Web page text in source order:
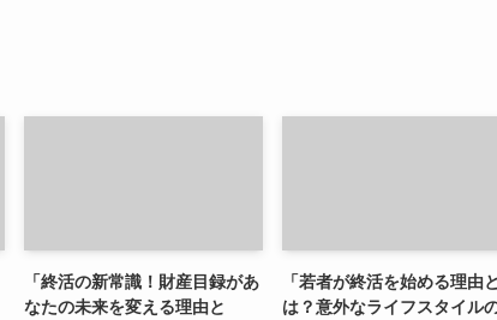
「終活の新常識！財産目録があ
なたの未来を変える理由と
「若者が終活を始める理由
は？意外なライフスタイル